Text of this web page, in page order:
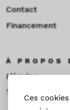
Ces
Contact
Financement
À PROPOS
L’équipe
Toulouse